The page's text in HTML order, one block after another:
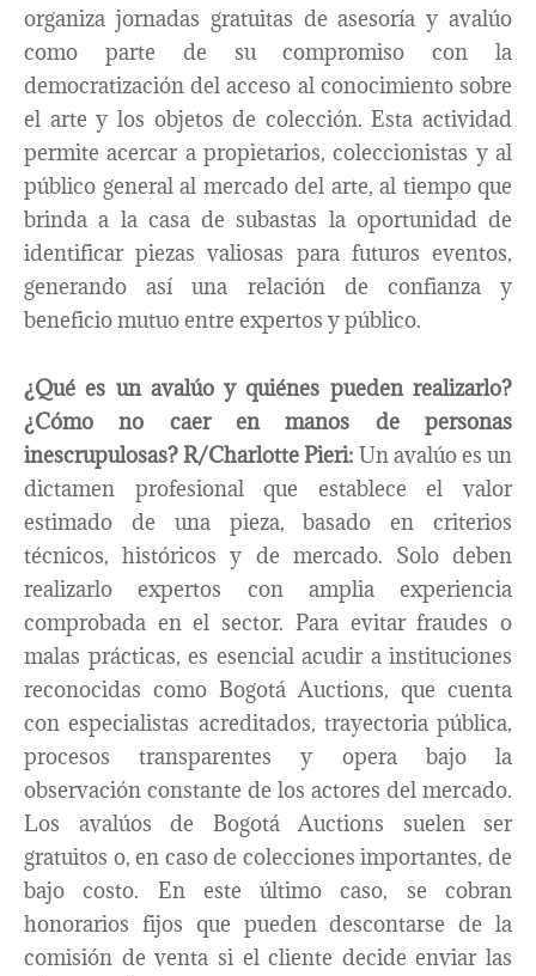
organiza jornadas gratuitas de asesoría y avalúo
como parte de su compromiso con la
democratización del acceso al conocimiento sobre
el arte y los objetos de colección. Esta actividad
permite acercar a propietarios, coleccionistas y al
público general al mercado del arte, al tiempo que
brinda a la casa de subastas la oportunidad de
identificar piezas valiosas para futuros eventos,
generando así una relación de confianza y
beneficio mutuo entre expertos y público.
¿Qué es un avalúo y quiénes pueden realizarlo?
¿Cómo no caer en manos de personas
inescrupulosas?R/Charlotte Pieri: Un avalúo es un
dictamen profesional que establece el valor
estimado de una pieza, basado en criterios
técnicos, históricos y de mercado. Solo deben
realizarlo expertos con amplia experiencia
comprobada en el sector. Para evitar fraudes o
malas prácticas, es esencial acudir a instituciones
reconocidas como Bogotá Auctions, que cuenta
con especialistas acreditados, trayectoria pública,
procesos transparentes y opera bajo la
observación constante de los actores del mercado.
Los avalúos de Bogotá Auctions suelen ser
gratuitos o, en caso de colecciones importantes, de
bajo costo. En este último caso, se cobran
honorarios fijos que pueden descontarse de la
comisión de venta si el cliente decide enviar las